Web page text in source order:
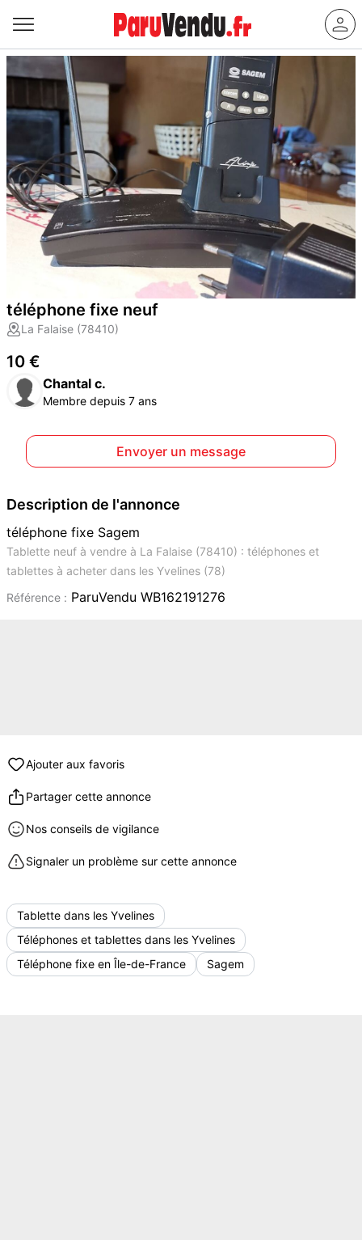
téléphone fixe neuf
La Falaise (78410)
10 €
Chantal c.
Membre depuis 7 ans
Envoyer un message
Description de l'annonce
téléphone fixe Sagem
Tablette neuf à vendre à La Falaise (78410) : téléphones et
tablettes à acheter dans les Yvelines (78)
Référence : ParuVendu WB162191276
Ajouter aux favoris
Partager cette annonce
Nos conseils de vigilance
Signaler un problème sur cette annonce
Tablette dans les Yvelines
Téléphones et tablettes dans les Yvelines
Téléphone fixe en Île-de-France
Sagem